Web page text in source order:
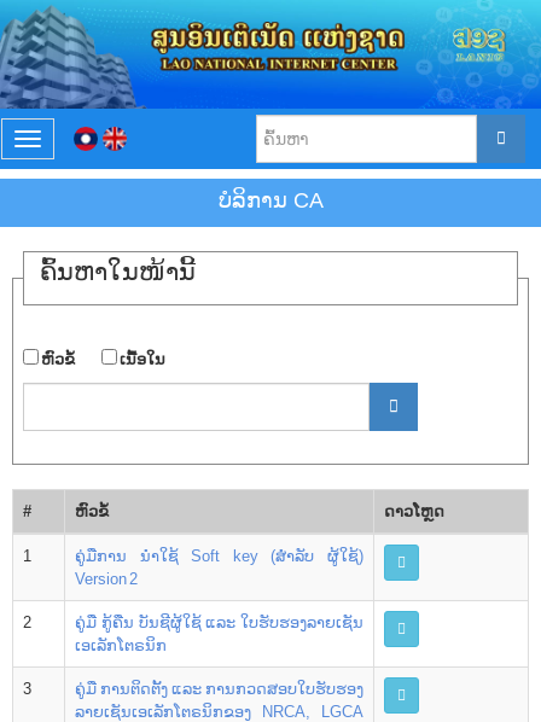
T
o
l
e
a
i
g
o
ບໍລິການ CA
ຄົ້ນ​ຫາ​ໃນ​ໜ້ານີ້
​ຫົວ​ຂໍ້ ​ເນື້ອ​ໃນ
# ​ຫົວ​ຂໍ້ ດາວ​ໂຫຼດ
1
ຄູ່ມືການ ນຳໃຊ້ Soft key (ສຳລັບ ຜູ້ໃຊ້)
Version 2
2
ຄູ່ມື ກູ້ຄືນ ບັນຊີຜູ້ໃຊ້ ແລະ ໃບຮັບຮອງລາຍເຊັນ
ເອເລັກໂຕຣນິກ
3
ຄູ່ມື ການຕິດຕັ້ງ ແລະ ການກວດສອບໃບຮັບຮອງ
ລາຍເຊັນເອເລັກໂຕຣນິກຂອງ NRCA, LGCA